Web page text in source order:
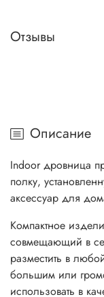
Отзывы
Описание
Indoor дровница
полку,
аксессуар для
Компактное
совмещающий в
разместить в
большим или
использовать в